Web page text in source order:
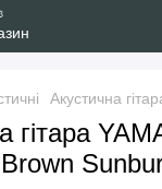
Акустична
гітара